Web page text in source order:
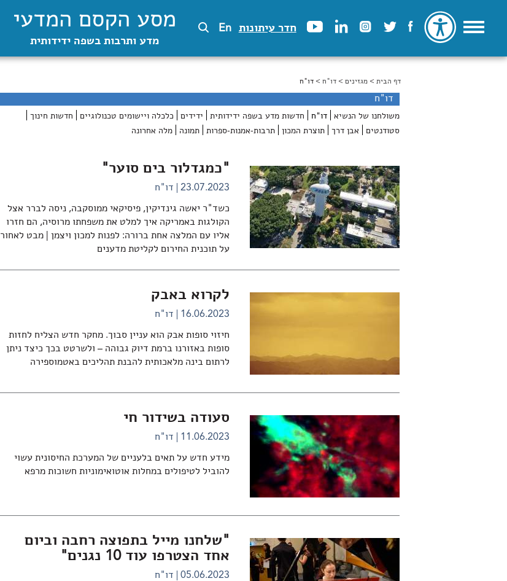
חדר עיתונות En מסע הקסם המדעי
מדע ותרבות בשפה ידידותית
הינך נמצא כאן
דף הבית >מגזינים >דו"ח > דו"ח
דו"ח
משולחנו של הנשיא דו"ח חדשות מדע בשפה ידידותית ידידים כלכלה ויישומים טכנולוגיים
חדשות חינוך
סטודנטים
אבן דרך תוצרת המכון תרבות-אמנות-ספרות תמונה מלה אחרונה
"כמגדלור בים סוער"
23.07.2023 דו"ח
כשד"ר יאשה גינדיקין, פיסיקאי ממוסקבה, ניסה לברר אצל
הקולגות באמריקה איך למלט את משפחתו מרוסיה, הם חזרו
אליו עם המלצה אחת ברורה: לפנות למכון ויצמן | מבט לאחור
על תוכנית החירום לקליטת מדענים
לקרוא באבק
16.06.2023 דו"ח
חיזוי סופות אבק הוא עניין סבוך. מחקר חדש הצליח לחזות
סופות באזורנו ברמת דיוק גבוהה – ולשרטט בכך כיצד ניתן
לרתום בינה מלאכותית להבנת תהליכים באטמוספירה
סעודה בשידור חי
11.06.2023 דו"ח
מידע חדש על תאים בלעניים של המערכת החיסונית עשוי
להוביל לטיפולים במחלות אוטואימוניות חשוכות מרפא
"שלחנו מייל בתפוצה רחבה וביום
אחד הצטרפו עוד 10 נגנים"
05.06.2023 דו"ח